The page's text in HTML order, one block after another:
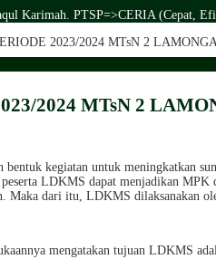
Karimah. PTSP=>CERIA (Cepat,
2023/2024 MTsN 2
2024 MTsN 2
kegiatan untuk meningkatkan
LDKMS dapat menjadikan
Maka dari itu, LDKMS dilaksanakan
mengatakan tujuan LDKMS